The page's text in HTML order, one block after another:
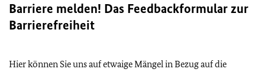
Barriere melden! Das Feedbackformular zur
Barrierefreiheit
Hier können Sie uns auf etwaige Mängel in Bezug auf die